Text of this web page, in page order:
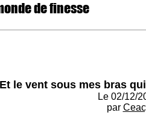
de finesse
Et le vent sous mes bras
Le 02/12/
par